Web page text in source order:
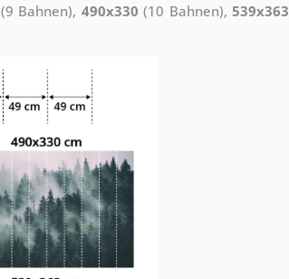
(9 Bahnen), 490x330 (10 Bahnen),539x363